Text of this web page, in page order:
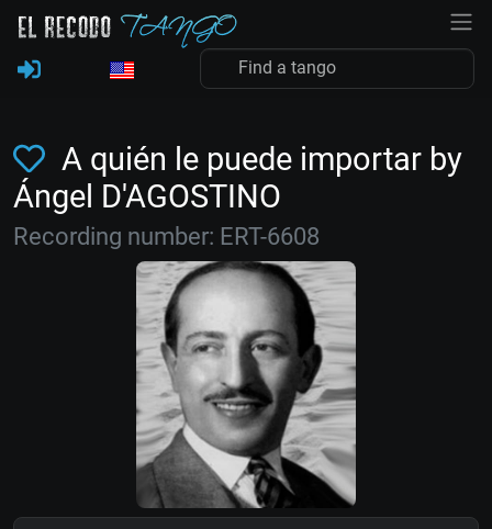
A quién le puede importar by
Ángel D'AGOSTINO
Recording number: ERT-6608